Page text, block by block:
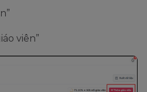
viên”